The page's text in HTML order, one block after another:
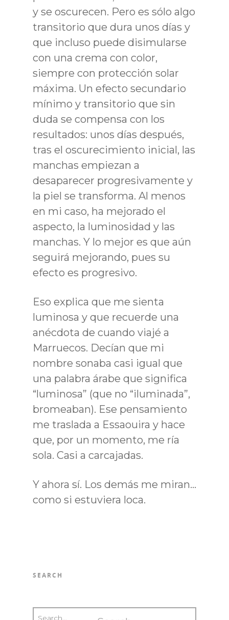
y se oscurecen. Pero es sólo algo
transitorio que dura unos días y
que incluso puede disimularse
con una crema con color,
siempre con protección solar
máxima. Un efecto secundario
mínimo y transitorio que sin
duda se compensa con los
resultados: unos días después,
tras el oscurecimiento inicial, las
manchas empiezan a
desaparecer progresivamente y
la piel se transforma. Al menos
en mi caso, ha mejorado el
aspecto, la luminosidad y las
manchas. Y lo mejor es que aún
seguirá mejorando, pues su
efecto es progresivo.
Eso explica que me sienta
luminosa y que recuerde una
anécdota de cuando viajé a
Marruecos. Decían que mi
nombre sonaba casi igual que
una palabra árabe que significa
“luminosa” (que no “iluminada”,
bromeaban). Ese pensamiento
me traslada a Essaouira y hace
que, por un momento, me ría
sola. Casi a carcajadas.
Y ahora sí. Los demás me miran…
como si estuviera loca.
SEARCH